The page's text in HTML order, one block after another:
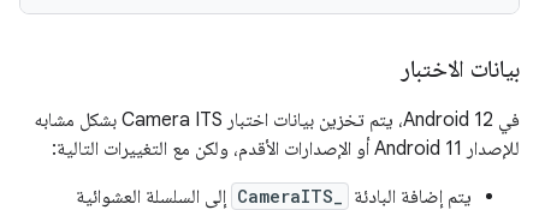
بيانات الاختبار
في Android 12، يتم تخزين بيانات اختبار Camera ITS بشكل مشابه
للإصدار Android 11 أو الإصدارات الأقدم، ولكن مع التغييرات التالية:
يتم إضافة البادئة
CameraITS_ إلى السلسلة العشوائية